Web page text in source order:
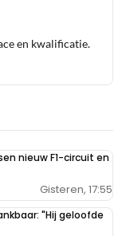
en kwalificatie.
nieuw F1-circuit en
Gisteren, 17:55
"Hij geloofde